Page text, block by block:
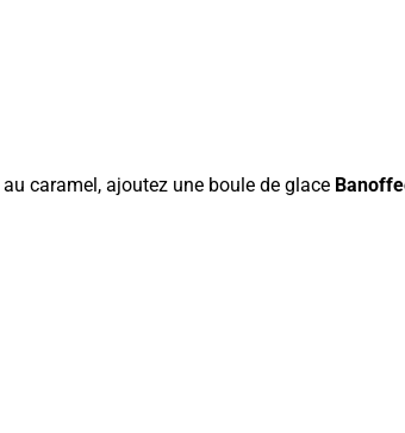
caramel, ajoutez une boule de glace